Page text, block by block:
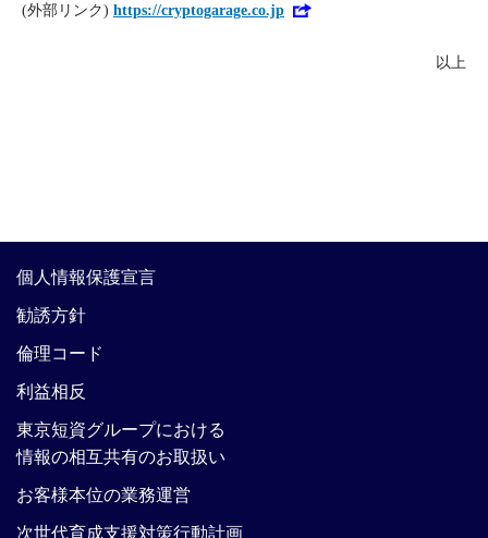
(外部リンク) https://cryptogarage.co.jp
以上
個人情報保護宣言
勧誘方針
倫理コード
利益相反
東京短資グループにおける
情報の相互共有のお取扱い
お客様本位の業務運営
次世代育成支援対策行動計画